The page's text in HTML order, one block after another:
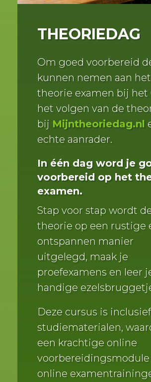
THEORIEDAG
Om goed voorbereid
kunnen nemen aan het
theorie examen bij het
het volgen van de
bij Mijntheoriedag.nl
echte aanrader.
In één dag word je
voorbereid op het
examen.
Stap voor stap wordt
theorie op een rustige
ontspannen manier
uitgelegd, maak je
proefexamens en leer
handige
Deze cursus is inclusief
studiematerialen,
een krachtige online
voorbereidingsmodule
online